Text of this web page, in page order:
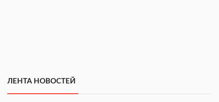
ЛЕНТА НОВОСТЕЙ